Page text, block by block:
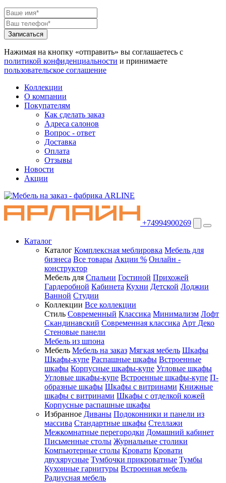
Нажимая на кнопку «отправить» вы соглашаетесь с
политикой конфиденциальности и принимаете
пользовательское соглашение
Коллекции
О компании
Покупателям
Как сделать заказ
Адреса салонов
Вопрос - ответ
Доставка
Оплата
Отзывы
Новости
Акции
+74994900269
Каталог
Каталог Комплексная меблировка Мебель для
бизнеса Все товары Акции % Онлайн -
конструктор
Мебель для Спальни Гостиной Прихожей
Гардеробной Кабинета Кухни Детской Лоджии
Ванной Студии
Коллекции Все коллекции
Стиль Современный Классика Минимализм Лофт
Скандинавский Современная классика Арт Деко
Стеновые панели
Мебель из шпона
Мебель Мебель на заказ Мягкая мебель Шкафы
Шкафы-купе Распашные шкафы Встроенные
шкафы Корпусные шкафы-купе Угловые шкафы
Угловые шкафы-купе Встроенные шкафы-купе П-
образные шкафы Шкафы с витринами Книжные
шкафы с витринами Шкафы c отделкой кожей
Корпусные распашные шкафы
Избранное Диваны Подоконники и панели из
массива Стандартные шкафы Стеллажи
Межкомнатные перегородки Домашний кабинет
Письменные столы Журнальные столики
Компьютерные столы Кровати Кровати
двухярусные Тумбочки прикроватные Тумбы
Кухонные гарнитуры Встроенная мебель
Радиусная мебель